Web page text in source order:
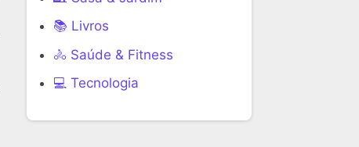
📚 Livros
🚴 Saúde & Fitness
‍💻 Tecnologia